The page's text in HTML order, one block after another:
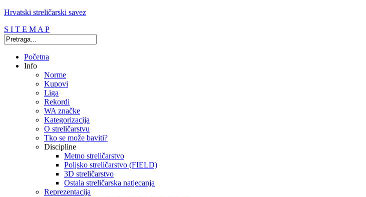
Hrvatski streličarski savez
S I T E M A P
Početna
Info
Norme
Kupovi
Liga
Rekordi
WA značke
Kategorizacija
O streličarstvu
Tko se može baviti?
Discipline
Metno streličarstvo
Poljsko streličarstvo (FIELD)
3D streličarstvo
Ostala streličarska natjecanja
Reprezentacija